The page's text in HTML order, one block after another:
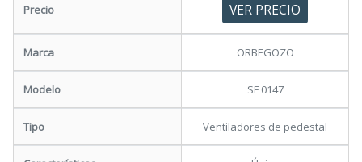
Precio VER PRECIO
Marca ORBEGOZO
Modelo SF 0147
Tipo Ventiladores de pedestal